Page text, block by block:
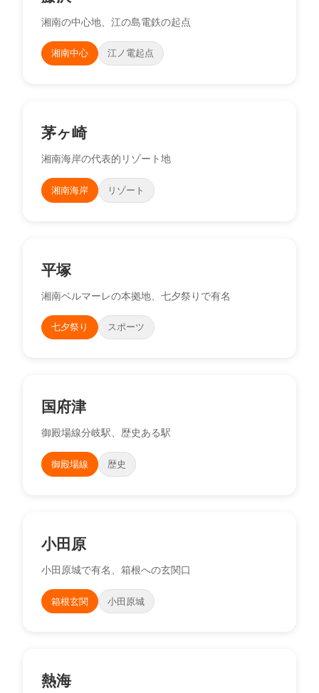
湘南の中心地、江の島電鉄の起点
湘南中心 江ノ電起点
茅ヶ崎
湘南海岸の代表的リゾート地
湘南海岸 リゾート
平塚
湘南ベルマーレの本拠地、七夕祭りで有名
七夕祭り スポーツ
国府津
御殿場線分岐駅、歴史ある駅
御殿場線 歴史
小田原
小田原城で有名、箱根への玄関口
箱根玄関 小田原城
熱海